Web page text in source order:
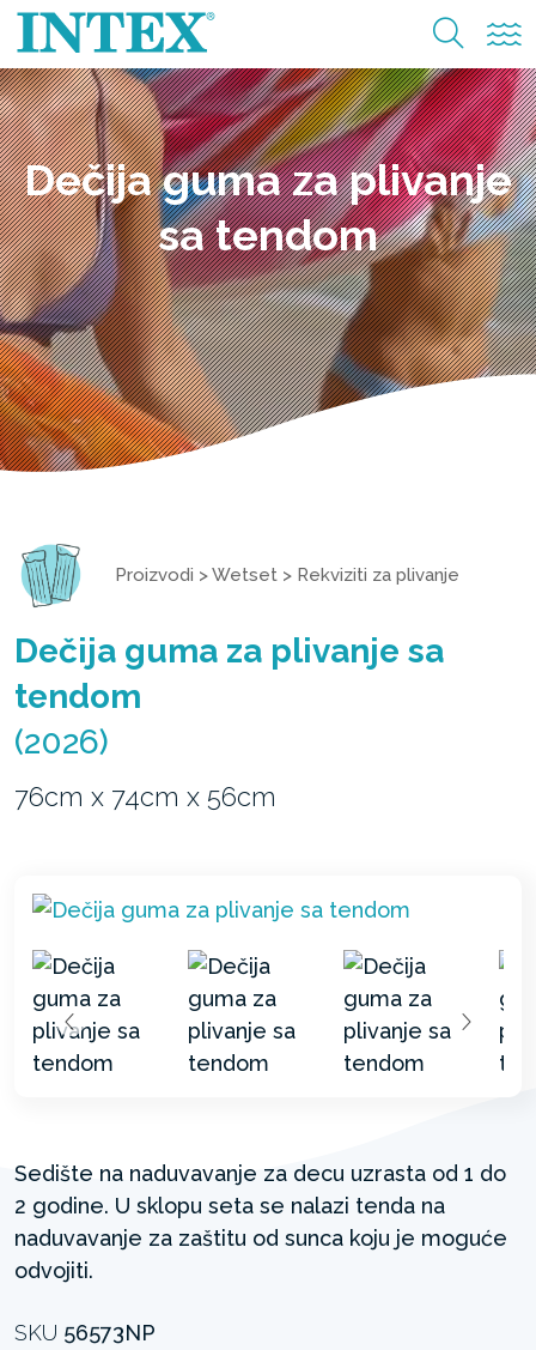
Dečija guma za plivanje
sa tendom
Proizvodi >Wetset > Rekviziti za plivanje
Dečija guma za plivanje sa
tendom
(2026)
76cm x 74cm x 56cm
Sedište na naduvavanje za decu uzrasta od 1 do
2 godine. U sklopu seta se nalazi tenda na
naduvavanje za zaštitu od sunca koju je moguće
odvojiti.
SKU 56573NP